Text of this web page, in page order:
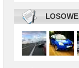
LOSOWE